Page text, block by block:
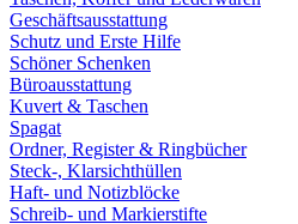
Geschäftsausstattung
Schutz und Erste Hilfe
Schöner Schenken
Büroausstattung
Kuvert & Taschen
Spagat
Ordner, Register & Ringbücher
Steck-, Klarsichthüllen
Haft- und Notizblöcke
Schreib- und Markierstifte